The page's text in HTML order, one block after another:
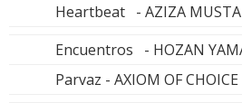
Heartbeat - AZIZA
Encuentros - HOZAN
Parvaz - AXIOM OF CHOICE